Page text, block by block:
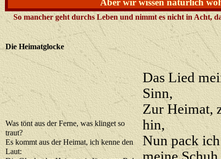
So mancher geht durchs Leben und nimmt es nicht in Acht,
Die Heimatglocke
Was tönt aus der Ferne, was klinget so
traut?
Es kommt aus der Heimat, ich kenne den
Laut:
Das Lied
Sinn,
Zur Heimat,
hin,
Nun pack